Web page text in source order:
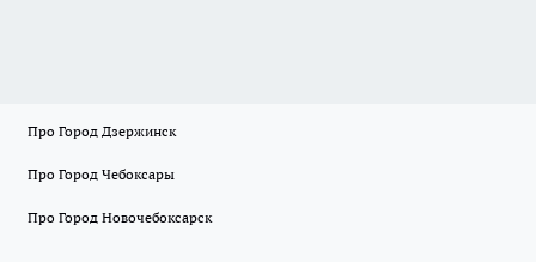
Про Город Дзержинск
Про Город Чебоксары
Про Город Новочебоксарск